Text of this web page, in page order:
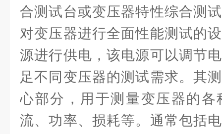
合测试台或变压器特性综合测
对变压器进行全面性能测试的
源进行供电，该电源可以调节
足不同变压器的测试需求。其
心部分，用于测量变压器的各
流、功率、损耗等。通常包括